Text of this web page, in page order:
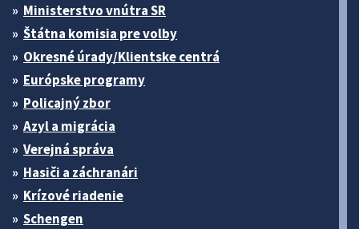
Ministerstvo vnútra SR
Štátna komisia pre volby
Okresné úrady/Klientske centrá
Európske programy
Policajný zbor
Azyl a migrácia
Verejná správa
Hasiči a záchranári
Krízové riadenie
Schengen